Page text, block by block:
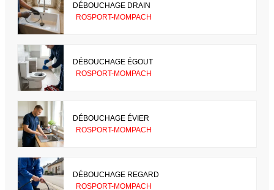
DÉBOUCHAGE DRAIN
ROSPORT-MOMPACH
DÉBOUCHAGE ÉGOUT
ROSPORT-MOMPACH
DÉBOUCHAGE ÉVIER
ROSPORT-MOMPACH
DÉBOUCHAGE REGARD
ROSPORT-MOMPACH